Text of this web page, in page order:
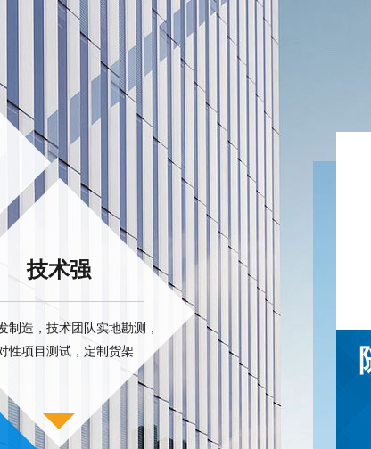
技术强
制造，技术团队实地勘测，
性项目测试，定制货架